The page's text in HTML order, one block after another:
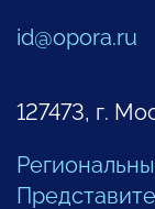
id@opora.ru
127473, г.